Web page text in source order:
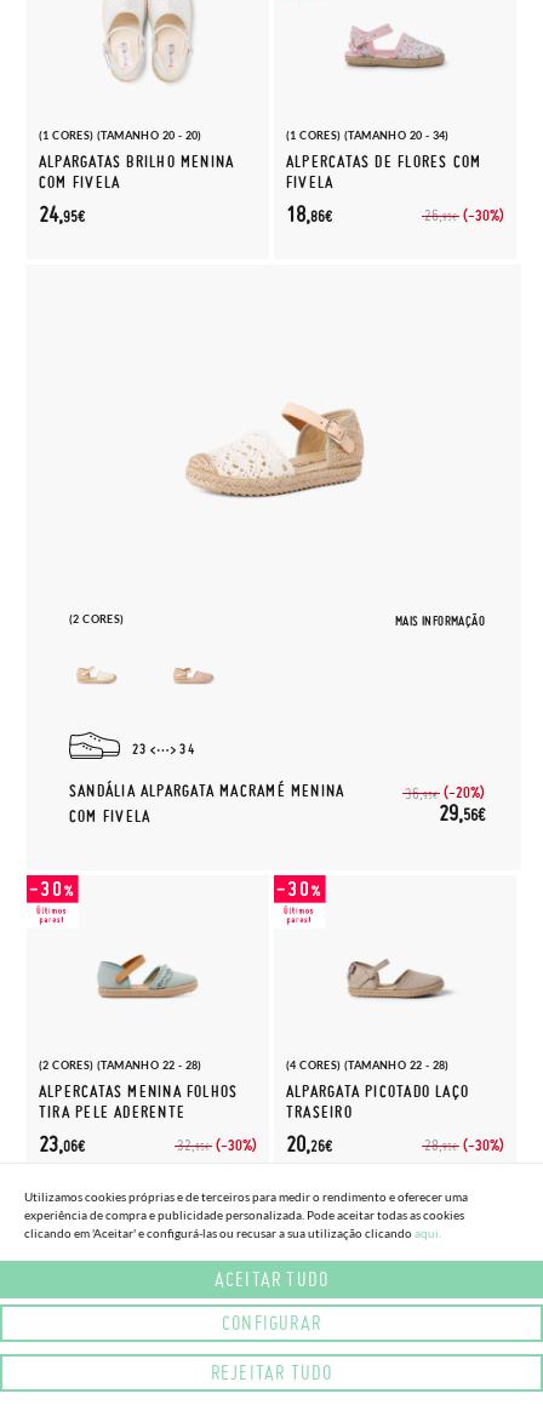
(1 CORES) (TAMANHO 20 - 20)
ALPARGATAS BRILHO MENINA
COM FIVELA
24,95€
(1 CORES) (TAMANHO 20 - 34)
ALPERCATAS DE FLORES COM
FIVELA
26,95€ (-30%)
18,86€
(2 CORES) MAIS INFORMAÇÃO
23 34
SANDÁLIA ALPARGATA MACRAMÉ MENINA
COM FIVELA
36,95€ (-20%)
29,56€
(2 CORES) (TAMANHO 22 - 28)
ALPERCATAS MENINA FOLHOS
TIRA PELE ADERENTE
32,95€ (-30%)
23,06€
(4 CORES) (TAMANHO 22 - 28)
ALPARGATA PICOTADO LAÇO
TRASEIRO
28,95€ (-30%)
20,26€
Utilizamos cookies próprias e de terceiros para medir o rendimento e oferecer uma
experiência de compra e publicidade personalizada. Pode aceitar todas as cookies
clicando em 'Aceitar' e configurá-las ou recusar a sua utilização clicandoaqui.
ACEITAR TUDO
CONFIGURAR
REJEITAR TUDO